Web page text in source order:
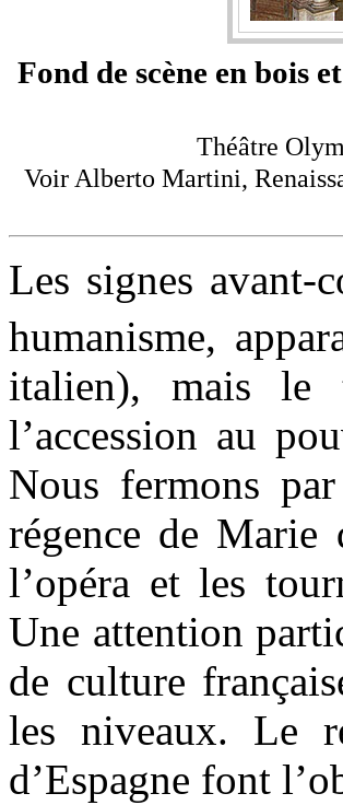
Fond de scène en bois
Théâtre
Voir Alberto Martini,
Les signes avant-
humanisme,
italien), mais le
l’accession au
Nous fermons
régence de
l’opéra et les
Une attention
de culture
les niveaux. Le
d’Espagne font